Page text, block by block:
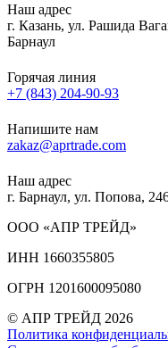
Наш адрес
г. Казань, ул. Рашида
Барнаул
Горячая линия
+7 (843) 204-90-93
Напишите нам
zakaz@aprtrade.com
Наш адрес
г. Барнаул, ул. Попова,
ООО «АПР ТРЕЙД»
ИНН 1660355805
ОГРН 1201600095080
© АПР ТРЕЙД 2026
Политика